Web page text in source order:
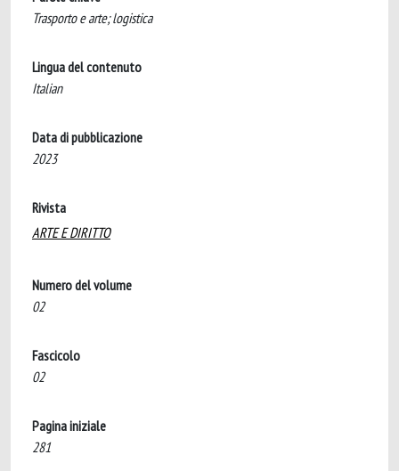
Trasporto e arte; logistica
Lingua del contenuto
Italian
Data di pubblicazione
2023
Rivista
ARTE E DIRITTO
Numero del volume
02
Fascicolo
02
Pagina iniziale
281